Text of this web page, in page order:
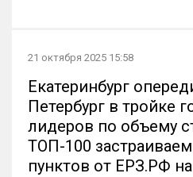
21 октября 2025 15:58
Екатеринбург
Петербург в тройке
лидеров по объему
ТОП-100
пунктов от ЕРЗ.РФ